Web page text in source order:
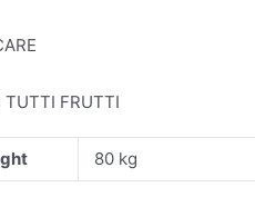
TUTTI FRUTTI
80 kg